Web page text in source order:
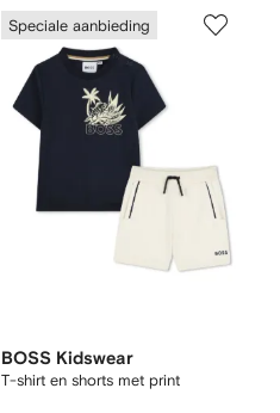
Speciale aanbieding
BOSS Kidswear
T-shirt en shorts met print